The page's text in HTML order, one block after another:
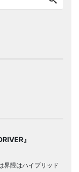
』
界隈はハイブリッド